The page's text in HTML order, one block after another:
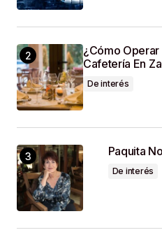
Guardar Mi Nombre,
SUBMIT COMMENT
¿Cómo Operar
Cafetería En
De interés
Paquita
De interés